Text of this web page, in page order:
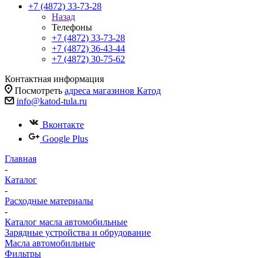
+7 (4872) 33-73-28
Назад
Телефоны
+7 (4872) 33-73-28
+7 (4872) 36-43-44
+7 (4872) 30-75-62
Контактная информация
Посмотреть адреса магазинов Катод
info@katod-tula.ru
Вконтакте
Google Plus
Главная
-
Каталог
-
Расходные материалы
-
Каталог масла автомобильные
Зарядные устройства и обрудование
Масла автомобильные
Фильтры